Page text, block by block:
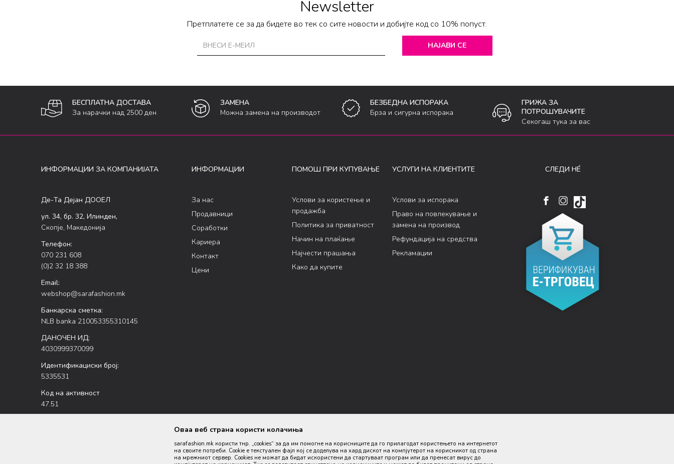
Newsletter
Претплатете се за да бидете во тек со сите новости и добијте код со 10% попуст.
НАЈАВИ СЕ
БЕСПЛАТНА ДОСТАВА
За нарачки над 2500 ден
ЗАМЕНА
Можна замена на производот
БЕЗБЕДНА ИСПОРАКА
Брза и сигурна испорака
ГРИЖА ЗА
ПОТРОШУВАЧИТЕ
Секогаш тука за вас
ИНФОРМАЦИИ ЗА КОМПАНИЈАТА
Де-Та Дејан ДООЕЛ
ул. 34, бр. 32, Илинден,
Скопје, Македонија
Телефон:
070 231 608
(0)2 32 18 388
Email:
webshop@sarafashion.mk
Банкарска сметка:
NLB banka 210053355310145
ДАНОЧЕН ИД:
4030999370099
Идентификациски број:
5335531
Код на активност
47.51
ИНФОРМАЦИИ
За нас
Продавници
Соработки
Кариера
Контакт
Цени
ПОМОШ ПРИ КУПУВАЊЕ
Услови за користење и
продажба
Политика за приватност
Начин на плаќање
Најчести прашања
Како да купите
УСЛУГИ НА КЛИЕНТИТЕ
Услови за испорака
Право на повлекување и
замена на производ
Рефундација на средства
Рекламации
СЛЕДИ НÉ
Оваа веб страна користи колачиња
sarafashion.mk користи тнр. „cookies“ за да им помогне на корисниците да го прилагодат користењето на интернетот
на своите потреби. Cookie е текстуален фајл кој се доделува на хард дискот на компјутерот на корисникот од страна
на мрежниот сервер. Cookies не можат да бидат искористени да стартуваат програм или да пренесат вирус до